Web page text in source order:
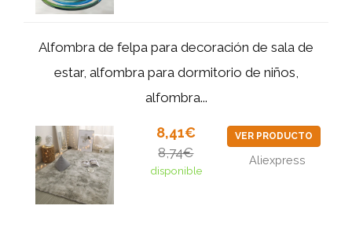
Alfombra de felpa para decoración de sala de
estar, alfombra para dormitorio de niños,
alfombra...
8,41€
8,74€
disponible
VER PRODUCTO
Aliexpress